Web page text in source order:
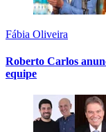
Fábia Oliveira
Roberto Carlos
equipe